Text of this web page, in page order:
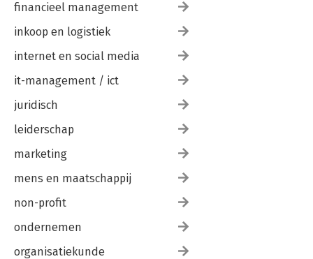
financieel management
inkoop en logistiek
internet en social media
it-management / ict
juridisch
leiderschap
marketing
mens en maatschappij
non-profit
ondernemen
organisatiekunde